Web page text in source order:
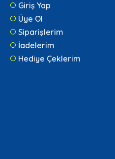
Giriş Yap
Üye Ol
Siparişlerim
İadelerim
Hediye Çeklerim